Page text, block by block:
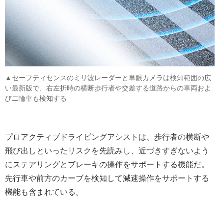
▲セーフティセンスのミリ波レーダーと単眼カメラは検知範囲の広
い最新版で、右左折時の横断歩行者や交差する道路からの車両およ
び二輪車も検知する
プロアクティブドライビングアシストは、歩行者の横断や
飛び出しといったリスクを先読みし、近づきすぎないよう
にステアリングとブレーキの操作をサポートする機能だ。
先行車や前方のカーブを検知して減速操作をサポートする
機能も含まれている。